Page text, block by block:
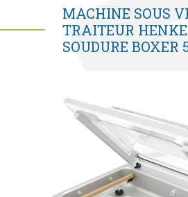
MACHINE SOUS
TRAITEUR
SOUDURE BOXER